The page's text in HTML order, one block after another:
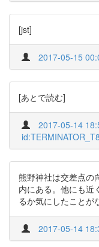
[jst]
2017-05-15
[あとで読む]
2017-05-14
熊野神社は交差点の
内にある。他にも近
るか気にしたことが
2017-05-14